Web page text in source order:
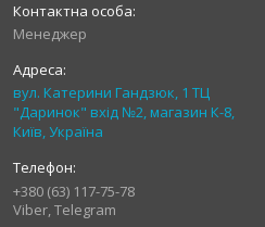
Менеджер
вул. Катерини Гандзюк, 1 ТЦ
"Даринок" вхід №2, магазин К-8,
Київ, Україна
+380 (63) 117-75-78
Viber, Telegram